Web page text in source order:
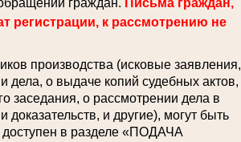
граждан. Письма граждан,
регистрации, к рассмотрению не
производства (исковые заявления,
о выдаче копий судебных актов,
заседания, о рассмотрении дела в
доказательств, и другие), могут быть
доступен в разделе «ПОДАЧА